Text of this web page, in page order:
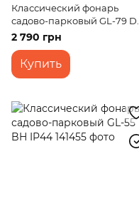
Классический фонарь
садово-парковый GL-79 DL
IP33
2 790 грн
Купить